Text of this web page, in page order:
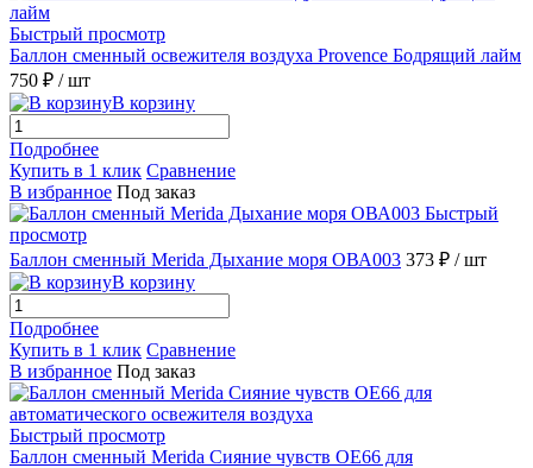
Быстрый просмотр
Баллон сменный освежителя воздуха Provence Бодрящий лайм
750 ₽ / шт
В корзину
Подробнее
Купить в 1 клик Сравнение
В избранное Под заказ
Быстрый
просмотр
Баллон сменный Merida Дыхание моря ОВА003 373 ₽ / шт
В корзину
Подробнее
Купить в 1 клик Сравнение
В избранное Под заказ
Быстрый просмотр
Баллон сменный Merida Сияние чувств OE66 для